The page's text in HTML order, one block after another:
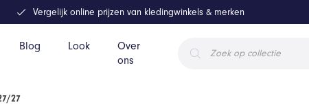
Blog Look
Over
ons
zoeken
Vergelijk online prijzen van kledingwinkels & merken
27